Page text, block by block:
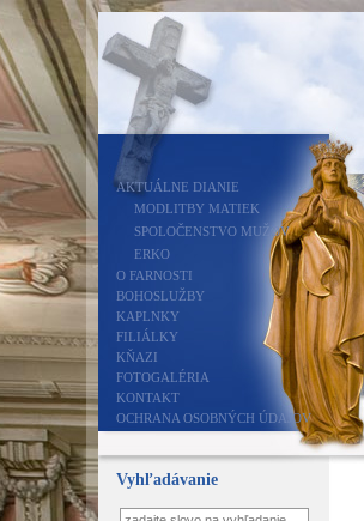
AKTUÁLNE DIANIE
MODLITBY MATIEK
SPOLOČENSTVO MUŽOV
ERKO
O FARNOSTI
BOHOSLUŽBY
KAPLNKY
FILIÁLKY
KŇAZI
FOTOGALÉRIA
KONTAKT
OCHRANA OSOBNÝCH ÚDAJOV
Vyhľadávanie